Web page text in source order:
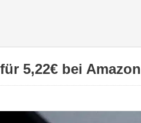
5,22€ bei Amazon